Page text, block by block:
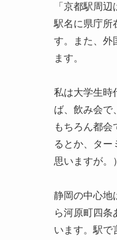
「京都駅周
駅名に県庁所
す。また、外
ます。
私は大学生時
ば、飲み会で
もちろん都
るとか、ター
思いますが。）
静岡の中心地
ら河原町四条
います。駅で